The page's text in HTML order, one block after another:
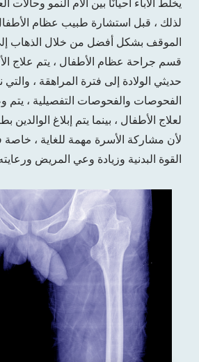
لذلك ، قبل استشارة طبيب عظام
الموقف بشكل أفضل من خلال الذهاب
قسم جراحة عظام الأطفال ، يتم علاج
حديثي الولادة إلى فترة المراهقة ، والتي
الفحوصات والفحوصات التفصيلية ،
لعلاج الأطفال ، بينما يتم إبلاغ
لأن مشاركة الأسرة مهمة للغاية ،
القوة البدنية وزيادة وعي المريض